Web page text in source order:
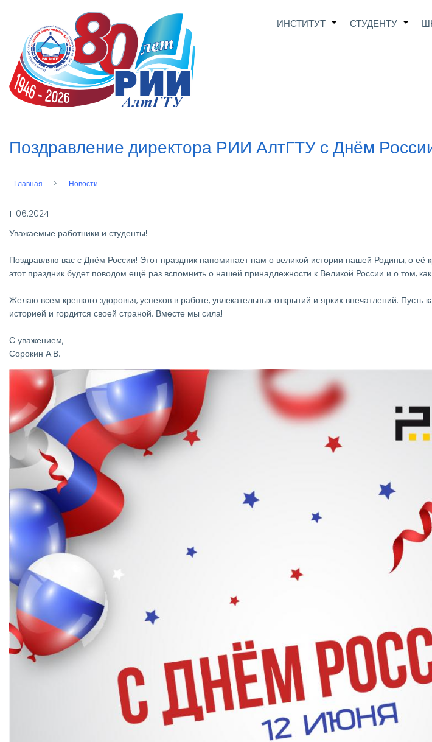
основному
содержанию
Main
+
ИНСТИТУТ +
СТУДЕНТУ
Поздравление директора РИИ АлтГТУ с Днём
Строка
Главная Новости
11.06.2024
Уважаемые работники и студенты!
Поздравляю вас с Днём России! Этот праздник напоминает нам о великой истории нашей Родины, о её
этот праздник будет поводом ещё раз вспомнить о нашей принадлежности к Великой России и о том,
Желаю всем крепкого здоровья, успехов в работе, увлекательных открытий и ярких впечатлений.
историей и гордится своей страной. Вместе мы сила!
С уважением,
Сорокин А.В.
Изображение